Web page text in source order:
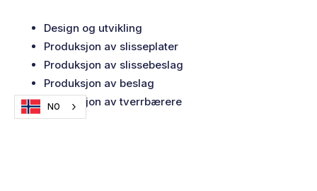
Design og utvikling
Produksjon av slisseplater
Produksjon av slissebeslag
Produksjon av beslag
Produksjon av tverrbærere
NO